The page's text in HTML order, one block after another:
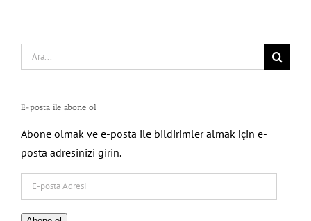
Search
for:
E-posta ile abone ol
Abone olmak ve e-posta ile bildirimler almak için e-
posta adresinizi girin.
posta